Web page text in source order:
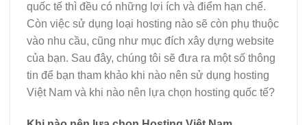
quốc tế thì đều có những lợi ích và điểm hạn chế.
Còn việc sử dụng loại hosting nào sẽ còn phụ thuộc
vào nhu cầu, cũng như mục đích xây dựng website
của bạn. Sau đây, chúng tôi sẽ đưa ra một số thông
tin để bạn tham khảo khi nào nên sử dụng hosting
Việt Nam và khi nào nên lựa chọn hosting quốc tế?